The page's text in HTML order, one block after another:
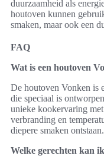
duurzaamheid als
houtoven kunnen
smaken, maar ook een
FAQ
Wat is een houtoven
De houtoven Vonken is
die speciaal is
unieke kookervaring
verbranding en
diepere smaken ontstaan.
Welke gerechten kan